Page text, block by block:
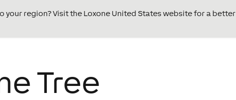
your region? Visit the Loxone United States website for a better
Tree